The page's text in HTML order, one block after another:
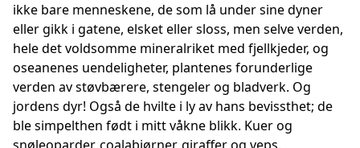
ikke bare menneskene, de som lå under sine dyner
eller gikk i gatene, elsket eller sloss, men selve verden,
hele det voldsomme mineralriket med fjellkjeder, og
oseanenes uendeligheter, plantenes forunderlige
verden av støvbærere, stengeler og bladverk. Og
jordens dyr! Også de hvilte i ly av hans bevissthet; de
ble simpelthen født i mitt våkne blikk. Kuer og